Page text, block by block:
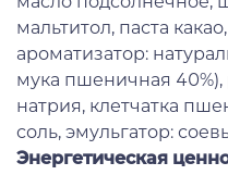
мальтитол, паста
ароматизатор:
мука пшеничная 40%),
натрия, клетчатка
соль, эмульгатор:
Энергетическая